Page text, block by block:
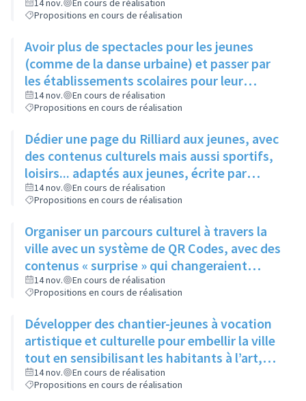
découvertes
14 nov.
En cours de réalisation
Propositions en cours de réalisation
Avoir plus de spectacles pour les jeunes
(comme de la danse urbaine) et passer par
les établissements scolaires pour leur
donner envie de s'y rendre
14 nov.
En cours de réalisation
Propositions en cours de réalisation
Dédier une page du Rilliard aux jeunes, avec
des contenus culturels mais aussi sportifs,
loisirs... adaptés aux jeunes, écrite par
quelques adolescents fréquentant l'espace
jeune
14 nov.
En cours de réalisation
Propositions en cours de réalisation
Organiser un parcours culturel à travers la
ville avec un système de QR Codes, avec des
contenus « surprise » qui changeraient
régulièrement pour éviter la lassitude
14 nov.
En cours de réalisation
Propositions en cours de réalisation
Développer des chantier-jeunes à vocation
artistique et culturelle pour embellir la ville
tout en sensibilisant les habitants à l’art,
pour aider le service culture à participer et à
promouvoir les évènements qu’il organise
14 nov.
En cours de réalisation
Propositions en cours de réalisation